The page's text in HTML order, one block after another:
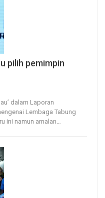
pilih pemimpin
dalam Laporan
Lembaga Tabung
ini namun amalan